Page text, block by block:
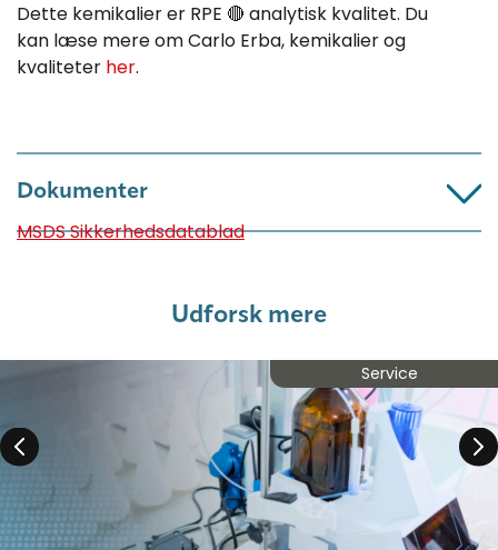
Dette kemikalier er RPE 🔴 analytisk kvalitet. Du
kan læse mere om Carlo Erba, kemikalier og
kvaliteter her.
Dokumenter
MSDS Sikkerhedsdatablad
Udforsk mere
Service